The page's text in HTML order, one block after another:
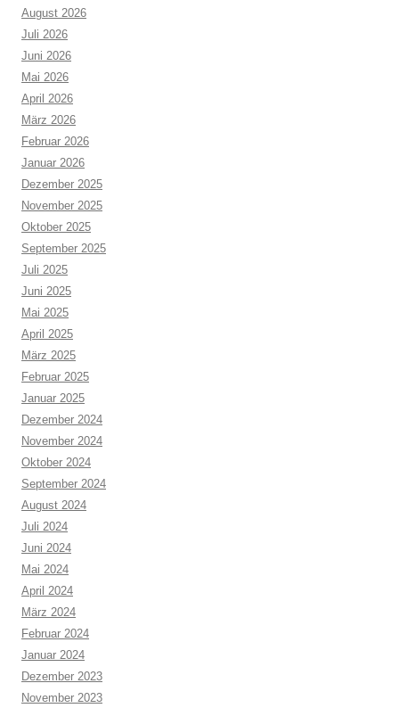
August 2026
Juli 2026
Juni 2026
Mai 2026
April 2026
März 2026
Februar 2026
Januar 2026
Dezember 2025
November 2025
Oktober 2025
September 2025
Juli 2025
Juni 2025
Mai 2025
April 2025
März 2025
Februar 2025
Januar 2025
Dezember 2024
November 2024
Oktober 2024
September 2024
August 2024
Juli 2024
Juni 2024
Mai 2024
April 2024
März 2024
Februar 2024
Januar 2024
Dezember 2023
November 2023